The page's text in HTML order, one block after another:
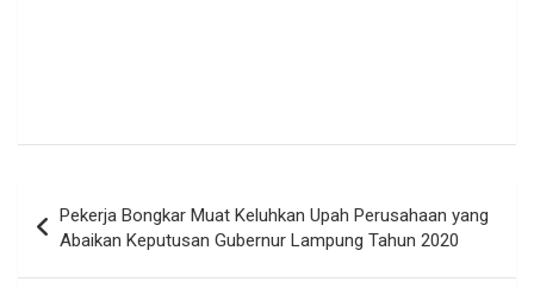
pos
Pekerja Bongkar Muat Keluhkan Upah Perusahaan yang
Abaikan Keputusan Gubernur Lampung Tahun 2020